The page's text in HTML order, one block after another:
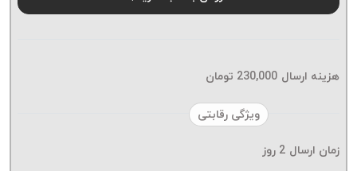
نخ
بدون
زتا
ویژگی رقابتی
هزینه ارسال 230,000 تومان
زمان ارسال 2 روز